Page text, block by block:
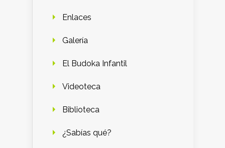
Enlaces
Galería
El Budoka Infantil
Videoteca
Biblioteca
¿Sabías qué?